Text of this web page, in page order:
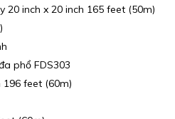
20 inch x 20 inch 165 feet (50m)
phổ FDS303
196 feet (60m)